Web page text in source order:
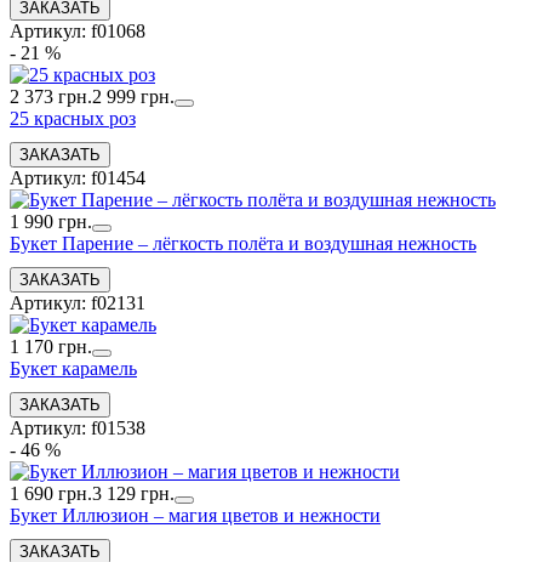
Артикул: f01068
- 21 %
2 373 грн.2 999 грн.
25 красных роз
Артикул: f01454
1 990 грн.
Букет Парение – лёгкость полёта и воздушная нежность
Артикул: f02131
1 170 грн.
Букет карамель
Артикул: f01538
- 46 %
1 690 грн.3 129 грн.
Букет Иллюзион – магия цветов и нежности